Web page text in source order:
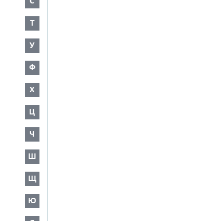
Т
У
Ф
Х
Ц
Ч
Ш
Щ
Ю